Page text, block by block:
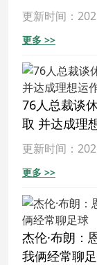
更新时间：
更多 >>
76人总裁谈
取 并达成理
更新时间：
更多 >>
杰伦·布朗：
我俩经常聊